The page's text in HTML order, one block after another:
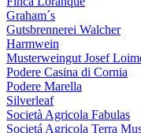
Graham´s
Gutsbrennerei Walcher
Harmwein
Musterweingut Josef
Podere Casina di Cornia
Podere Marella
Silverleaf
Società Agricola Fabulas
Societá Agricola Terra